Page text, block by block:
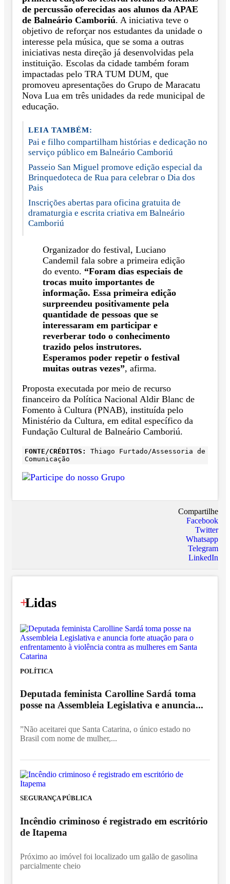
de percussão oferecidas aos alunos da APAE
de Balneário Camboriú. A iniciativa teve o
objetivo de reforçar nos estudantes da unidade o
interesse pela música, que se soma a outras
iniciativas nesta direção já desenvolvidas pela
instituição. Escolas da cidade também foram
impactadas pelo TRA TUM DUM, que
promoveu apresentações do Grupo de Maracatu
Nova Lua em três unidades da rede municipal de
educação.
LEIA TAMBÉM:
Pai e filho compartilham histórias e dedicação no
serviço público em Balneário Camboriú
Passeio San Miguel promove edição especial da
Brinquedoteca de Rua para celebrar o Dia dos
Pais
Inscrições abertas para oficina gratuita de
dramaturgia e escrita criativa em Balneário
Camboriú
Organizador do festival, Luciano
Candemil fala sobre a primeira edição
do evento. “Foram dias especiais de
trocas muito importantes de
informação. Essa primeira edição
surpreendeu positivamente pela
quantidade de pessoas que se
interessaram em participar e
reverberar todo o conhecimento
trazido pelos instrutores.
Esperamos poder repetir o festival
muitas outras vezes”, afirma.
Proposta executada por meio de recurso
financeiro da Política Nacional Aldir Blanc de
Fomento à Cultura (PNAB), instituída pelo
Ministério da Cultura, em edital específico da
Fundação Cultural de Balneário Camboriú.
FONTE/CRÉDITOS:
Thiago Furtado/Assessoria de
Comunicação
Compartilhe
Facebook
Twitter
Whatsapp
Telegram
LinkedIn
+
Lidas
POLÍTICA
Deputada feminista Carolline Sardá toma
posse na Assembleia Legislativa e anuncia...
”Não aceitarei que Santa Catarina, o único estado no
Brasil com nome de mulher,...
SEGURANÇA PÚBLICA
Incêndio criminoso é registrado em escritório
de Itapema
Próximo ao imóvel foi localizado um galão de gasolina
parcialmente cheio